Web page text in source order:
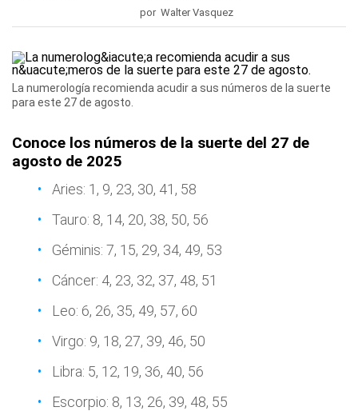
por Walter Vasquez
La numerología recomienda acudir a sus números de la suerte
para este 27 de agosto.
Conoce los números de la suerte del 27 de
agosto de 2025
Aries: 1, 9, 23, 30, 41, 58
Tauro: 8, 14, 20, 38, 50, 56
Géminis: 7, 15, 29, 34, 49, 53
Cáncer: 4, 23, 32, 37, 48, 51
Leo: 6, 26, 35, 49, 57, 60
Virgo: 9, 18, 27, 39, 46, 50
Libra: 5, 12, 19, 36, 40, 56
Escorpio: 8, 13, 26, 39, 48, 55